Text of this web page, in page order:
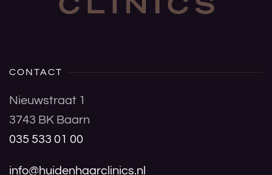
CONTACT
Nieuwstraat 1
3743 BK Baarn
035 533 01 00
info@huidenhaarclinics.nl